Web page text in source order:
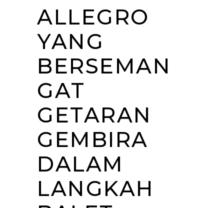
ALLEGRO
YANG
BERSEMAN
GAT
GETARAN
GEMBIRA
DALAM
LANGKAH